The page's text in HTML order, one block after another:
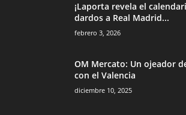
¡Laporta revela el
dardos a Real Madrid...
febrero 3, 2026
OM Mercato: Un ojeador
con el Valencia
diciembre 10, 2025